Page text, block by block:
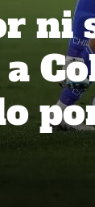
ni